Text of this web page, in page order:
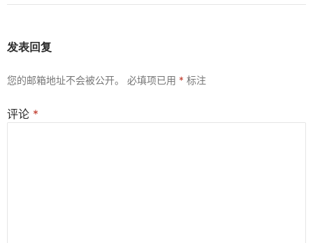
发表回复
您的邮箱地址不会被公开。 必填项已用 * 标注
评论 *